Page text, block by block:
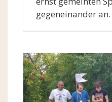
gegeneinander an.